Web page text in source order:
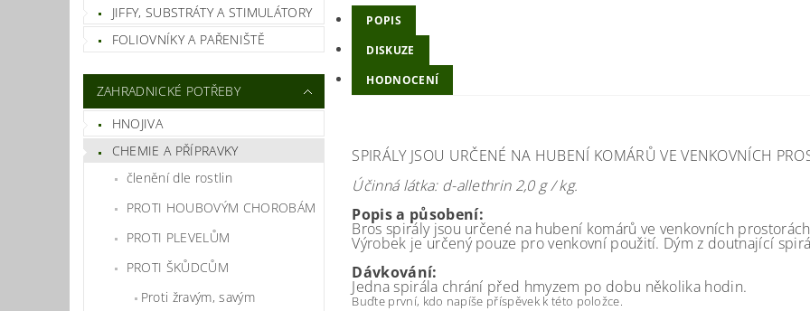
JIFFY, SUBSTRÁTY A STIMULÁTORY
FOLIOVNÍKY A PAŘENIŠTĚ
ZAHRADNICKÉ POTŘEBY
HNOJIVA
CHEMIE A PŘÍPRAVKY
členění dle rostlin
PROTI HOUBOVÝM CHOROBÁM
PROTI PLEVELŮM
PROTI ŠKŮDCŮM
Proti žravým, savým
POPIS
DISKUZE
HODNOCENÍ
SPIRÁLY JSOU URČENÉ NA HUBENÍ KOMÁRŮ VE VENKOVNÍCH
Účinná látka: d-allethrin 2,0 g / kg.
Popis a působení:
Bros spirály jsou určené na hubení komárů ve venkovních
Výrobek je určený pouze pro venkovní použití. Dým z doutnající
Dávkování:
Jedna spirála chrání před hmyzem po dobu několika hodin.
Buďte první, kdo napíše příspěvek k této položce.